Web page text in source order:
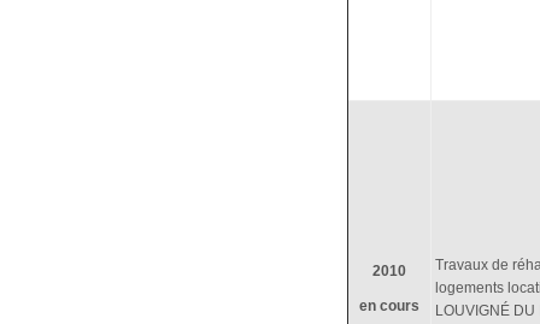
2010
en cours
Travaux de
logements
LOUVIGNÉ DU